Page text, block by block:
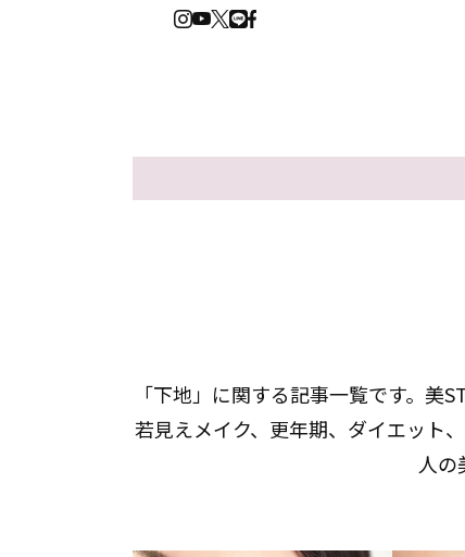
「下地」に関する記事一覧です。美
若見えメイク、更年期、ダイエット
人の